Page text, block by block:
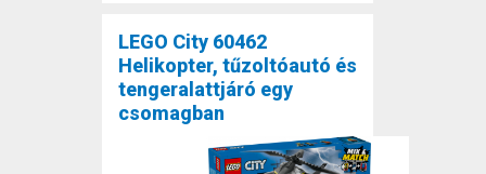
LEGO City 60462
Helikopter, tűzoltóautó és
tengeralattjáró egy
csomagban